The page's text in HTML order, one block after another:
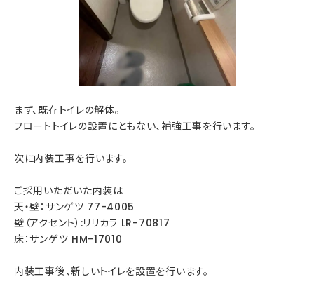
まず、既存トイレの解体。
フロートトイレの設置にともない、補強工事を行います。
次に内装工事を行います。
ご採用いただいた内装は
天・壁：サンゲツ 77-4005
壁（アクセント）:リリカラ LR-70817
床：サンゲツ HM-17010
内装工事後、新しいトイレを設置を行います。